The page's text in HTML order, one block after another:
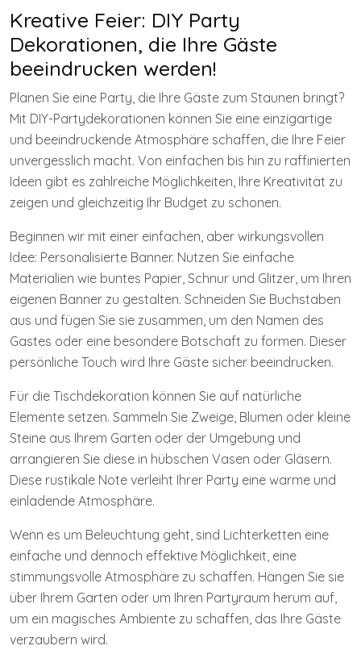
Kreative Feier: DIY Party
Dekorationen, die Ihre Gäste
beeindrucken werden!
Planen Sie eine Party, die Ihre Gäste zum Staunen bringt?
Mit DIY-Partydekorationen können Sie eine einzigartige
und beeindruckende Atmosphäre schaffen, die Ihre Feier
unvergesslich macht. Von einfachen bis hin zu raffinierten
Ideen gibt es zahlreiche Möglichkeiten, Ihre Kreativität zu
zeigen und gleichzeitig Ihr Budget zu schonen.
Beginnen wir mit einer einfachen, aber wirkungsvollen
Idee: Personalisierte Banner. Nutzen Sie einfache
Materialien wie buntes Papier, Schnur und Glitzer, um Ihren
eigenen Banner zu gestalten. Schneiden Sie Buchstaben
aus und fügen Sie sie zusammen, um den Namen des
Gastes oder eine besondere Botschaft zu formen. Dieser
persönliche Touch wird Ihre Gäste sicher beeindrucken.
Für die Tischdekoration können Sie auf natürliche
Elemente setzen. Sammeln Sie Zweige, Blumen oder kleine
Steine aus Ihrem Garten oder der Umgebung und
arrangieren Sie diese in hübschen Vasen oder Gläsern.
Diese rustikale Note verleiht Ihrer Party eine warme und
einladende Atmosphäre.
Wenn es um Beleuchtung geht, sind Lichterketten eine
einfache und dennoch effektive Möglichkeit, eine
stimmungsvolle Atmosphäre zu schaffen. Hängen Sie sie
über Ihrem Garten oder um Ihren Partyraum herum auf,
um ein magisches Ambiente zu schaffen, das Ihre Gäste
verzaubern wird.